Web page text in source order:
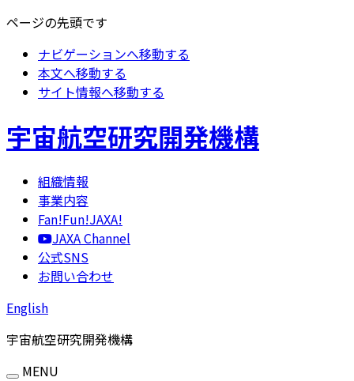
ページの先頭です
ナビゲーションへ移動する
本文へ移動する
サイト情報へ移動する
宇宙航空研究開発機構
組織情報
事業内容
Fan!Fun!JAXA!
JAXA Channel
公式SNS
お問い合わせ
English
宇宙航空研究開発機構
MENU